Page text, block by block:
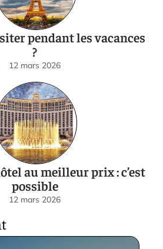
pendant les vacances
?
12 mars 2026
au meilleur prix : c’est
possible
12 mars 2026